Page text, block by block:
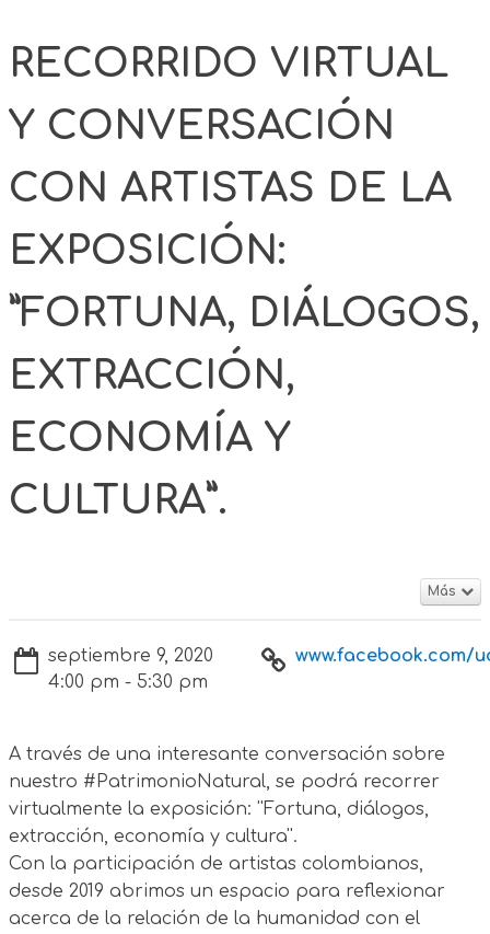
RECORRIDO VIRTUAL
Y CONVERSACIÓN
CON ARTISTAS DE LA
EXPOSICIÓN:
”FORTUNA, DIÁLOGOS,
EXTRACCIÓN,
ECONOMÍA Y
CULTURA”.
Más
septiembre 9, 2020
4:00 pm - 5:30 pm
www.facebook.com/
A través de una interesante conversación sobre
nuestro #PatrimonioNatural, se podrá recorrer
virtualmente la exposición: ''Fortuna, diálogos,
extracción, economía y cultura''.
Con la participación de artistas colombianos,
desde 2019 abrimos un espacio para reflexionar
acerca de la relación de la humanidad con el